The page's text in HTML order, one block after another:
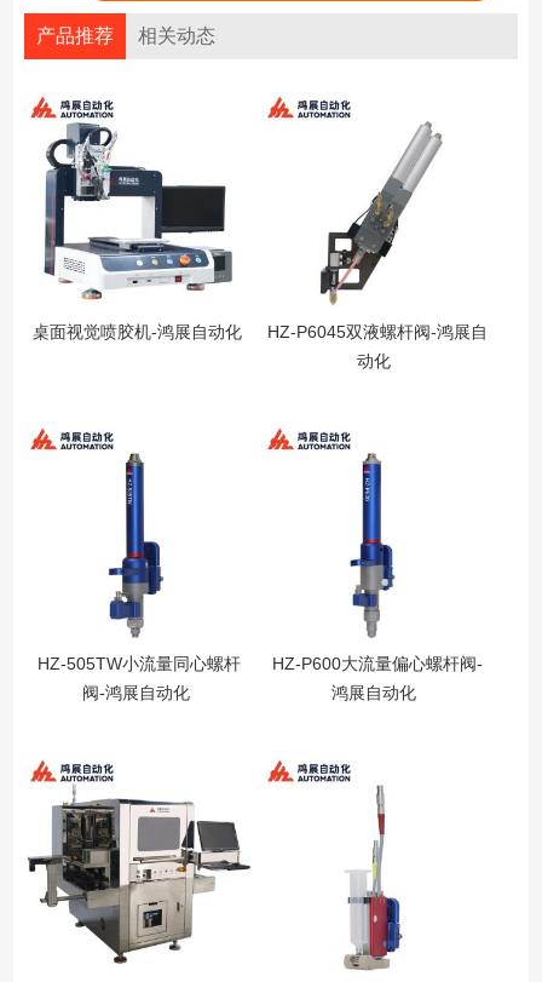
产品推荐 相关动态
桌面视觉喷胶机-鸿展自动化
HZ-P6045双液螺杆阀-鸿展自
动化
HZ-505TW小流量同心螺杆
阀-鸿展自动化
HZ-P600大流量偏心螺杆阀-
鸿展自动化